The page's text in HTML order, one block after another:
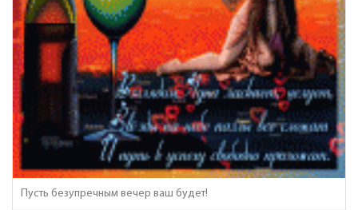
Пусть безупречным вечер ваш будет!